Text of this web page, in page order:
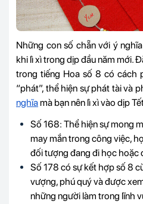
Những con số chẵn với ý
khi lì xì trong dịp đầu năm mới.
trong tiếng Hoa số 8 có cách
“phát”, thể hiện sự phát tài và
nghĩamà bạn nên lì xì vào dịp
Số 168: Thể hiện sự mong
may mắn trong công việc,
đối tượng đang đi học hoặc
Số 178 có sự kết hợp số 8
vượng, phú quý và được
những người làm trong lĩnh